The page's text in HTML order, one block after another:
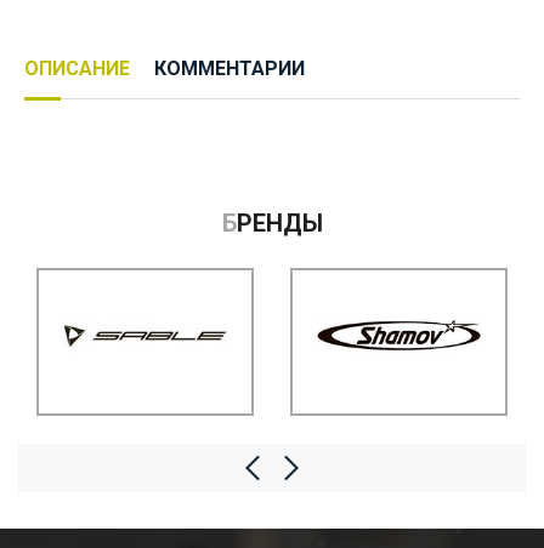
ОПИСАНИЕ КОММЕНТАРИИ
БРЕНДЫ